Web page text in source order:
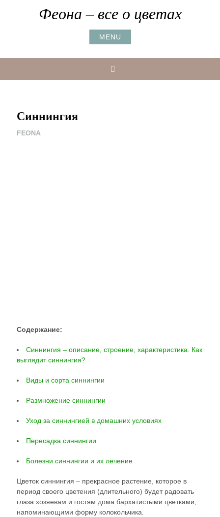
Феона – все о цветах
MENU
Cиннингия
FEONA
Содержание:
Синнингия – описание, строение, характеристика. Как
выглядит синнингия?
Виды и сорта синнингии
Размножение синнингии
Уход за синнингией в домашних условиях
Пересадка синнингии
Болезни синнингии и их лечение
Цветок синнингия – прекрасное растение, которое в
период своего цветения (длительного) будет радовать
глаза хозяевам и гостям дома бархатистыми цветками,
напоминающими форму колокольчика.